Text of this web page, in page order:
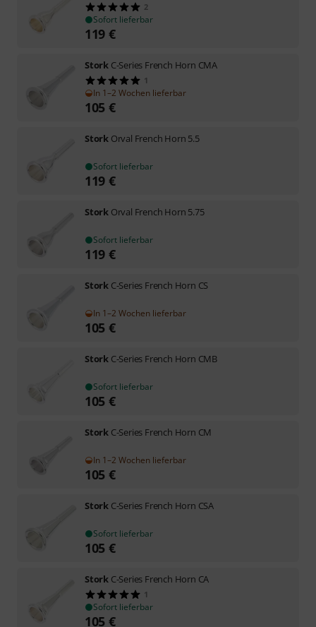
2
Sofort lieferbar
119 €
Stork C-Series French Horn CMA
1
In 1–2 Wochen lieferbar
105 €
Stork Orval French Horn 5.5
Sofort lieferbar
119 €
Stork Orval French Horn 5.75
Sofort lieferbar
119 €
Stork C-Series French Horn CS
In 1–2 Wochen lieferbar
105 €
Stork C-Series French Horn CMB
Sofort lieferbar
105 €
Stork C-Series French Horn CM
In 1–2 Wochen lieferbar
105 €
Stork C-Series French Horn CSA
Sofort lieferbar
105 €
Stork C-Series French Horn CA
1
Sofort lieferbar
105 €